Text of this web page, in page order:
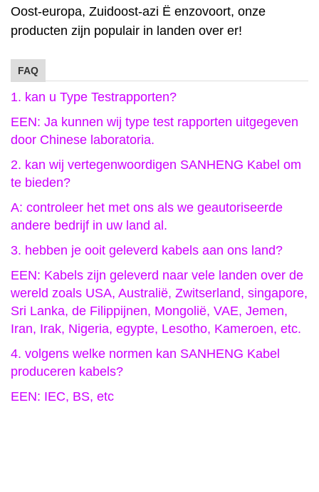
Oost-europa, Zuidoost-azi Ë enzovoort, onze
producten zijn populair in landen over er!
FAQ
1. kan u Type Testrapporten?
EEN: Ja kunnen wij type test rapporten uitgegeven
door Chinese laboratoria.
2. kan wij vertegenwoordigen SANHENG Kabel om
te bieden?
A: controleer het met ons als we geautoriseerde
andere bedrijf in uw land al.
3. hebben je ooit geleverd kabels aan ons land?
EEN: Kabels zijn geleverd naar vele landen over de
wereld zoals USA, Australië, Zwitserland, singapore,
Sri Lanka, de Filippijnen, Mongolië, VAE, Jemen,
Iran, Irak, Nigeria, egypte, Lesotho, Kameroen, etc.
4. volgens welke normen kan SANHENG Kabel
produceren kabels?
EEN: IEC, BS, etc